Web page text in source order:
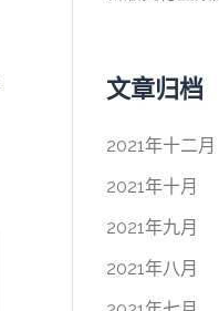
文章归档
2021年十二月
2021年十月
2021年九月
2021年八月